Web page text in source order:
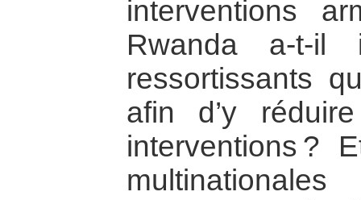
interventions
Rwanda a-t-
ressortissants
afin d’y
interventions ?